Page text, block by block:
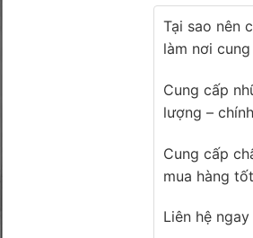
Tại sao nên
làm nơi
Cung cấp
lượng –
Cung cấp
mua hàng
Liên hệ